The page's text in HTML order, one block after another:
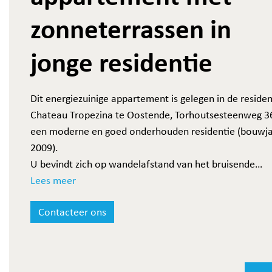
zonneterrassen in
jonge residentie
Dit energiezuinige appartement is gelegen in de
Chateau Tropezina te Oostende, Torhoutsesteenweg
een moderne en goed onderhouden residentie
2009).
U bevindt zich op wandelafstand van het bruisende
stadscentrum, het strand en de zee, openbaar vervoer,
Lees meer
Contacteer ons